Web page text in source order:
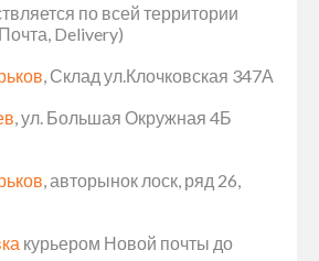
по всей территории
Delivery)
, Склад ул.Клочковская 347А
, ул. Большая Окружная 4Б
, авторынок лоск, ряд 26,
курьером Новой почты до